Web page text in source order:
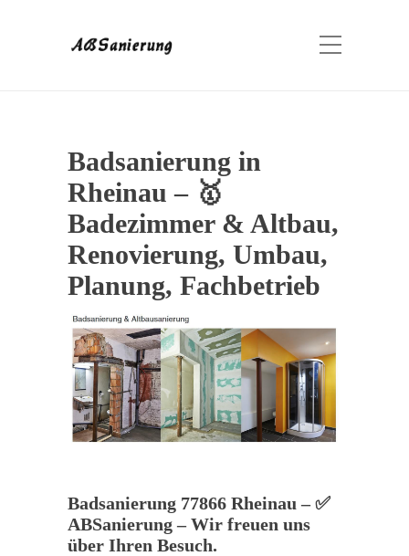
Badsanierung in
Rheinau – 🥇
Badezimmer & Altbau,
Renovierung, Umbau,
Planung, Fachbetrieb
Badsanierung 77866 Rheinau – ✅
ABSanierung – Wir freuen uns
über Ihren Besuch.